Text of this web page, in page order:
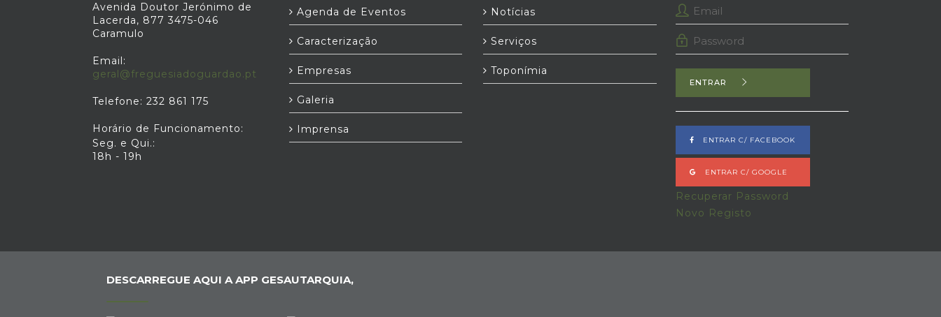
Avenida Doutor Jerónimo de
Lacerda, 877 3475-046
Caramulo
Email:
geral@freguesiadoguardao.pt
Telefone: 232 861 175
Horário de Funcionamento:
Seg. e Qui.:
18h - 19h
Agenda de Eventos
Caracterização
Empresas
Galeria
Imprensa
Notícias
Serviços
Toponímia
ENTRAR
ENTRAR C/ FACEBOOK
ENTRAR C/ GOOGLE
Recuperar Password
Novo Registo
DESCARREGUE AQUI A APP GESAUTARQUIA,